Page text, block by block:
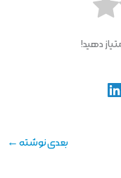
دهید!
بعدی نوشته ←